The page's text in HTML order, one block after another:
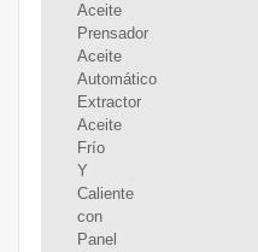
Aceite
Prensador
Aceite
Automático
Extractor
Aceite
Frío
Y
Caliente
con
Panel